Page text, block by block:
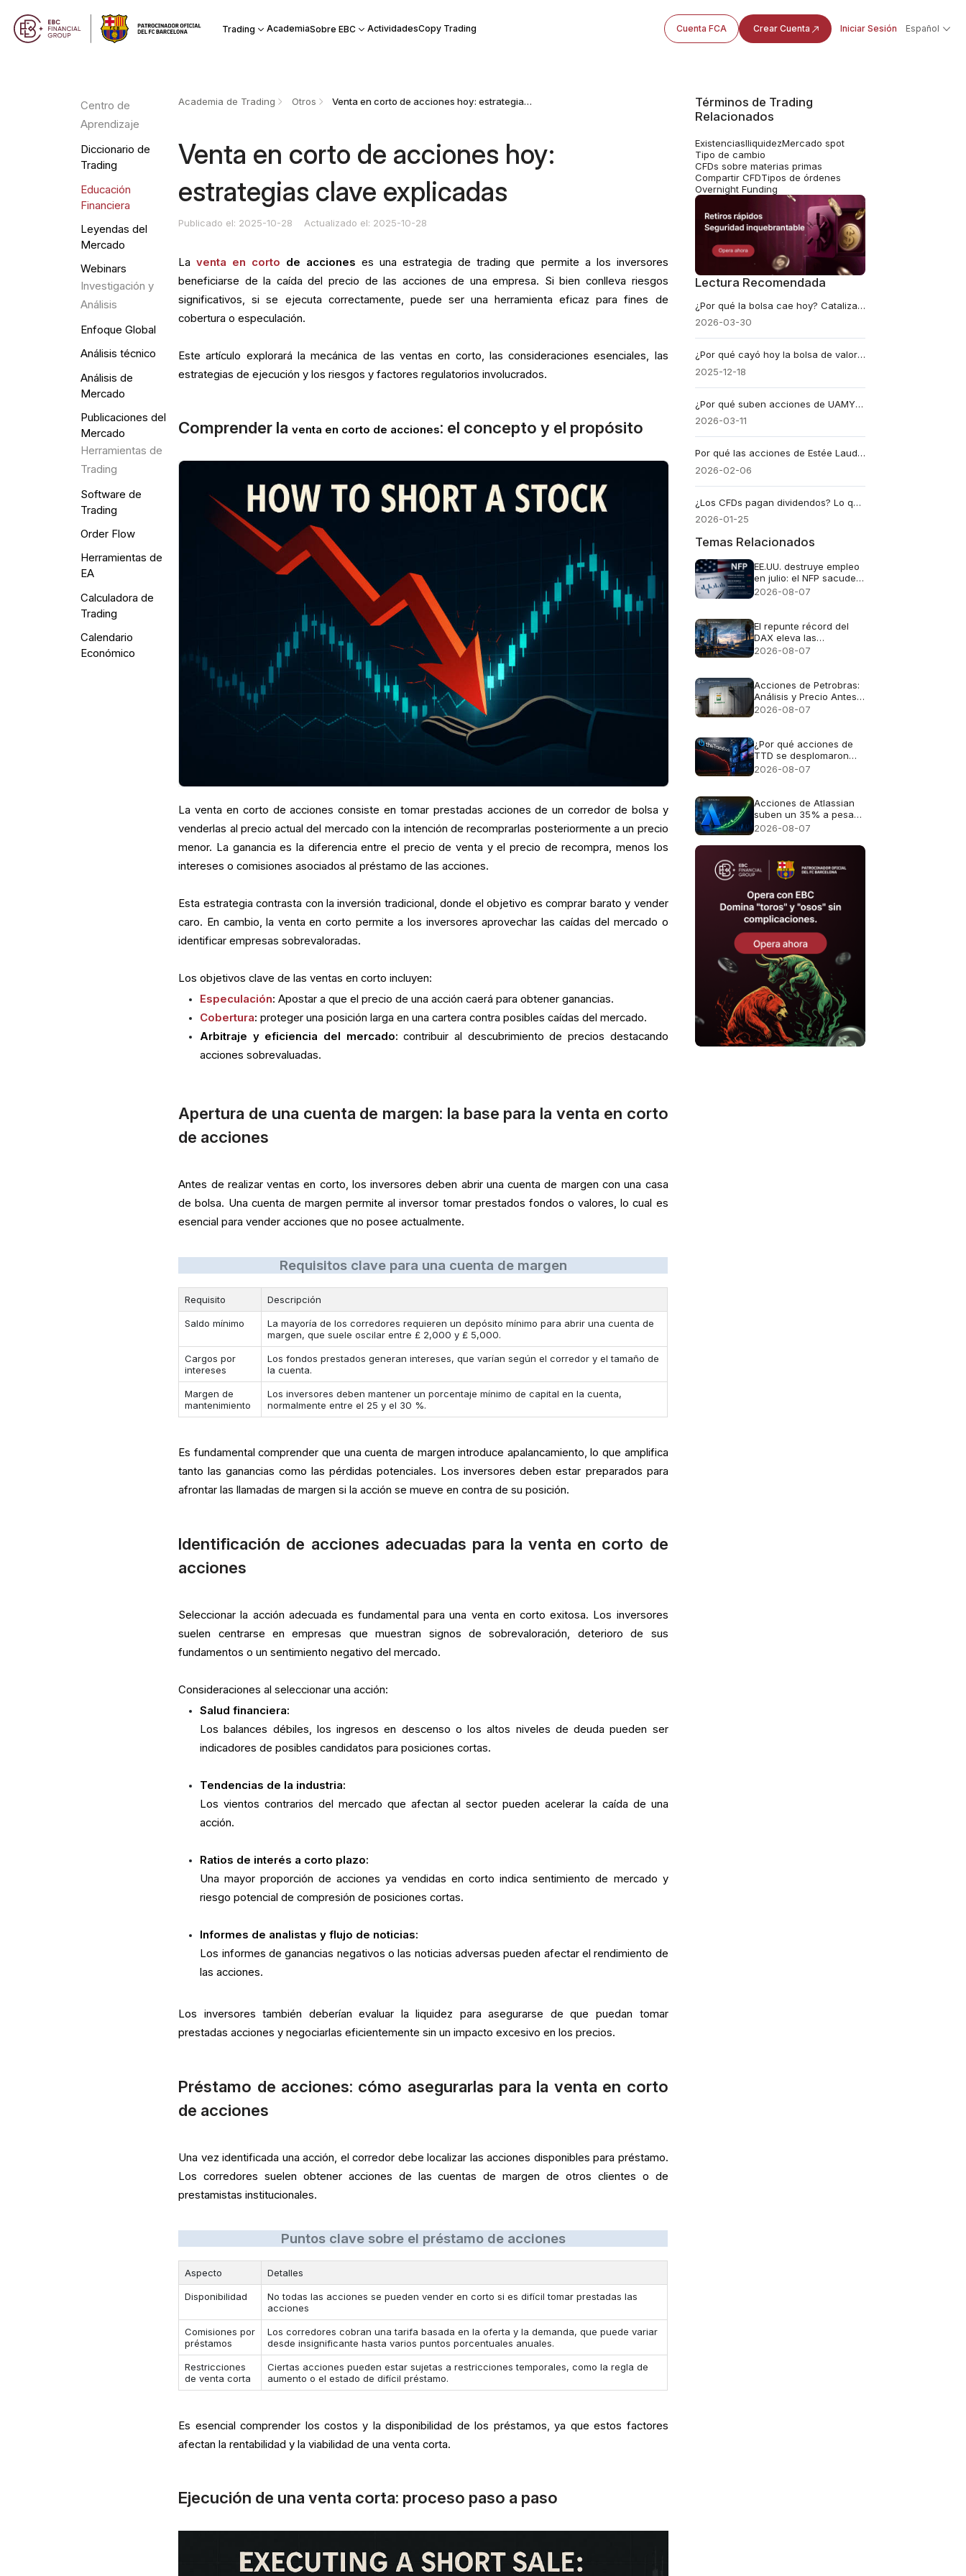
Trading AcademiaSobre EBC ActividadesCopy Trading Cuenta FCA Crear Cuenta Iniciar Sesión Español
Centro de
Aprendizaje
Diccionario de
Trading
Educación
Financiera
Leyendas del
Mercado
Webinars
Investigación y
Análisis
Enfoque Global
Análisis técnico
Análisis de
Mercado
Publicaciones del
Mercado
Herramientas de
Trading
Software de
Trading
Order Flow
Herramientas de
EA
Calculadora de
Trading
Calendario
Económico
Academia de Trading Otros Venta en corto de acciones hoy: estrategias clave explicadas
Venta en corto de acciones hoy:
estrategias clave explicadas
Publicado el: 2025-10-28 Actualizado el: 2025-10-28
Laventa en corto de acciones es una estrategia de trading que permite a los inversores
beneficiarse de la caída del precio de las acciones de una empresa. Si bien conlleva riesgos
significativos, si se ejecuta correctamente, puede ser una herramienta eficaz para fines de
cobertura o especulación.
Este artículo explorará la mecánica de las ventas en corto, las consideraciones esenciales, las
estrategias de ejecución y los riesgos y factores regulatorios involucrados.
Comprender laventa en corto de acciones: el concepto y el propósito
La venta en corto de acciones consiste en tomar prestadas acciones de un corredor de bolsa y
venderlas al precio actual del mercado con la intención de recomprarlas posteriormente a un precio
menor. La ganancia es la diferencia entre el precio de venta y el precio de recompra, menos los
intereses o comisiones asociados al préstamo de las acciones.
Esta estrategia contrasta con la inversión tradicional, donde el objetivo es comprar barato y vender
caro. En cambio, la venta en corto permite a los inversores aprovechar las caídas del mercado o
identificar empresas sobrevaloradas.
Los objetivos clave de las ventas en corto incluyen:
Especulación: Apostar a que el precio de una acción caerá para obtener ganancias.
Cobertura: proteger una posición larga en una cartera contra posibles caídas del mercado.
Arbitraje y eficiencia del mercado: contribuir al descubrimiento de precios destacando
acciones sobrevaluadas.
Apertura de una cuenta de margen: la base para la venta en corto
de acciones
Antes de realizar ventas en corto, los inversores deben abrir una cuenta de margen con una casa
de bolsa. Una cuenta de margen permite al inversor tomar prestados fondos o valores, lo cual es
esencial para vender acciones que no posee actualmente.
Requisitos clave para una cuenta de margen
Requisito Descripción
Saldo mínimo
La mayoría de los corredores requieren un depósito mínimo para abrir una cuenta de
margen, que suele oscilar entre £ 2,000 y £ 5,000.
Cargos por
intereses
Los fondos prestados generan intereses, que varían según el corredor y el tamaño de
la cuenta.
Margen de
mantenimiento
Los inversores deben mantener un porcentaje mínimo de capital en la cuenta,
normalmente entre el 25 y el 30 %.
Es fundamental comprender que una cuenta de margen introduce apalancamiento, lo que amplifica
tanto las ganancias como las pérdidas potenciales. Los inversores deben estar preparados para
afrontar las llamadas de margen si la acción se mueve en contra de su posición.
Identificación de acciones adecuadas para la venta en corto de
acciones
Seleccionar la acción adecuada es fundamental para una venta en corto exitosa. Los inversores
suelen centrarse en empresas que muestran signos de sobrevaloración, deterioro de sus
fundamentos o un sentimiento negativo del mercado.
Consideraciones al seleccionar una acción:
Salud financiera:
Los balances débiles, los ingresos en descenso o los altos niveles de deuda pueden ser
indicadores de posibles candidatos para posiciones cortas.
Tendencias de la industria:
Los vientos contrarios del mercado que afectan al sector pueden acelerar la caída de una
acción.
Ratios de interés a corto plazo:
Una mayor proporción de acciones ya vendidas en corto indica sentimiento de mercado y
riesgo potencial de compresión de posiciones cortas.
Informes de analistas y flujo de noticias:
Los informes de ganancias negativos o las noticias adversas pueden afectar el rendimiento de
las acciones.
Los inversores también deberían evaluar la liquidez para asegurarse de que puedan tomar
prestadas acciones y negociarlas eficientemente sin un impacto excesivo en los precios.
Préstamo de acciones: cómo asegurarlas para la venta en corto
de acciones
Una vez identificada una acción, el corredor debe localizar las acciones disponibles para préstamo.
Los corredores suelen obtener acciones de las cuentas de margen de otros clientes o de
prestamistas institucionales.
Puntos clave sobre el préstamo de acciones
Aspecto Detalles
Disponibilidad
No todas las acciones se pueden vender en corto si es difícil tomar prestadas las
acciones
Comisiones por
préstamos
Los corredores cobran una tarifa basada en la oferta y la demanda, que puede variar
desde insignificante hasta varios puntos porcentuales anuales.
Restricciones
de venta corta
Ciertas acciones pueden estar sujetas a restricciones temporales, como la regla de
aumento o el estado de difícil préstamo.
Es esencial comprender los costos y la disponibilidad de los préstamos, ya que estos factores
afectan la rentabilidad y la viabilidad de una venta corta.
Ejecución de una venta corta: proceso paso a paso
Términos de Trading
Relacionados
ExistenciasIliquidezMercado spot
Tipo de cambio
CFDs sobre materias primas
Compartir CFDTipos de órdenes
Overnight Funding
Lectura Recomendada
¿Por qué la bolsa cae hoy? Catalizadores: petróleo, ventas de FII y la rupia, explicados
2026-03-30
¿Por qué cayó hoy la bolsa de valores de Estados Unidos?
2025-12-18
¿Por qué suben acciones de UAMY? Ascenso al NYSE y adjudicación de $27M
2026-03-11
Por qué las acciones de Estée Lauder caen tras sus resultados
2026-02-06
¿Los CFDs pagan dividendos? Lo que debes saber al operar
2026-01-25
Temas Relacionados
EE.UU. destruye empleo
en julio: el NFP sacude
al dólar y dispara al oro
2026-08-07
El repunte récord del
DAX eleva las
expectativas de
2026-08-07
Acciones de Petrobras:
Análisis y Precio Antes
del Reporte Financiero
2026-08-07
¿Por qué acciones de
TTD se desplomaron
casi un 30%?
2026-08-07
Acciones de Atlassian
suben un 35% a pesar
de unas perspectivas
2026-08-07